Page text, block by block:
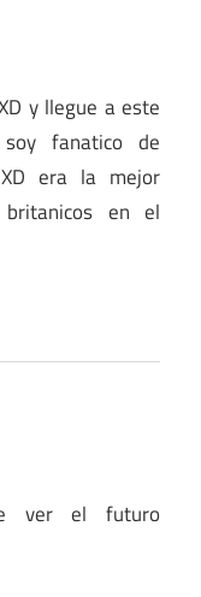
y llegue a este
fanatico de
XD era la mejor
en el
ver el futuro